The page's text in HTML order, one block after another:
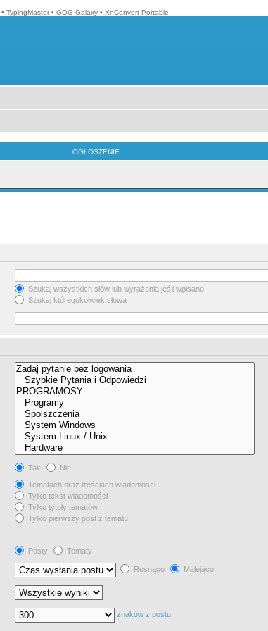
• TypingMaster • GOG Galaxy • XnConvert Portable
OGŁOSZENIE:
Szukaj wszystkich słów lub wyrażenia jeśli wpisano
Szukaj któregokolwiek słowa
Tak
Nie
Tematach oraz treściach wiadomości
Tylko tekst wiadomości
Tylko tytuły tematów
Tylko pierwszy post z tematu
Posty
Tematy
Rosnąco Malejąco
znaków z postu